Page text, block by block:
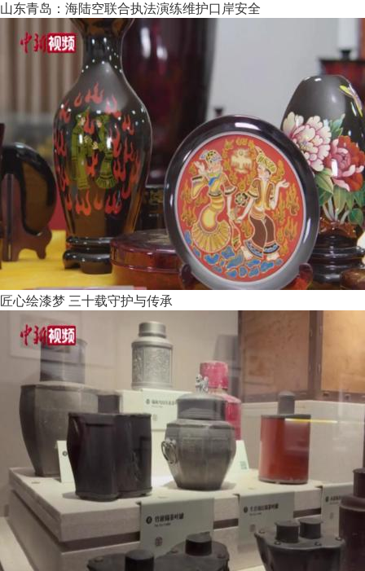
山东青岛：海陆空联合执法演练维护口岸安全
匠心绘漆梦 三十载守护与传承